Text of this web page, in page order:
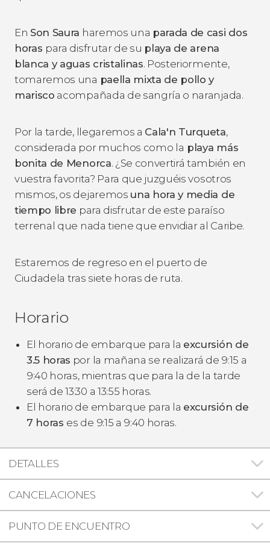
En Son Saura haremos una parada de casi dos
horas para disfrutar de su playa de arena
blanca y aguas cristalinas. Posteriormente,
tomaremos una paella mixta de pollo y
marisco acompañada de sangría o naranjada.
Por la tarde, llegaremos a Cala'n Turqueta,
considerada por muchos como la playa más
bonita de Menorca. ¿Se convertirá también en
vuestra favorita? Para que juzguéis vosotros
mismos, os dejaremos una hora y media de
tiempo libre para disfrutar de este paraíso
terrenal que nada tiene que envidiar al Caribe.
Estaremos de regreso en el puerto de
Ciudadela tras siete horas de ruta.
Horario
El horario de embarque para la excursión de
3.5 horas por la mañana se realizará de 9:15 a
9:40 horas, mientras que para la de la tarde
será de 13:30 a 13:55 horas.
El horario de embarque para la excursión de
7 horas es de 9:15 a 9:40 horas.
DETALLES
CANCELACIONES
PUNTO DE ENCUENTRO